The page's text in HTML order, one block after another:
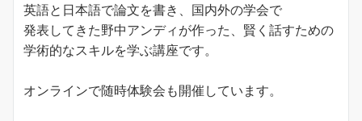
英語と日本語で論文を書き、国内外の学会で
発表してきた野中アンディが作った、賢く話すための
学術的なスキルを学ぶ講座です。
オンラインで随時体験会も開催しています。